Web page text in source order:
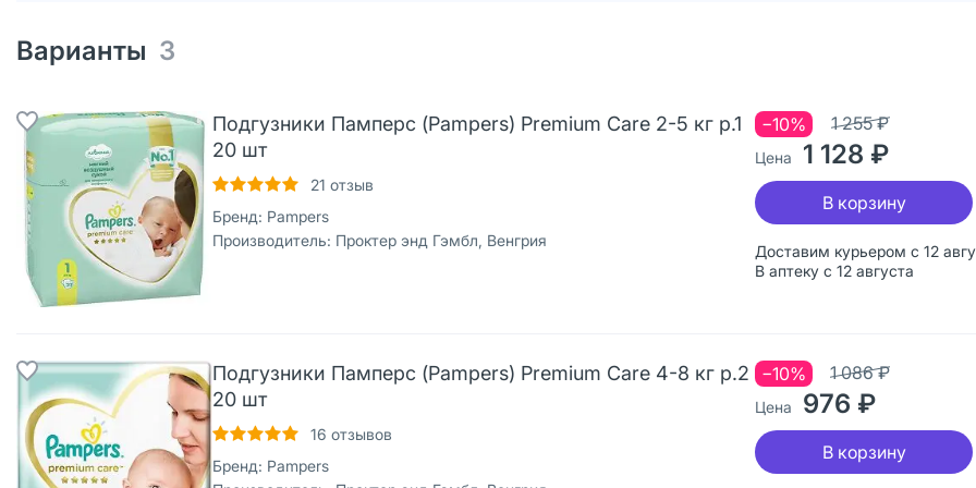
Варианты 3
Подгузники Памперс (Pampers) Premium Care 2-5 кг р.1
20 шт
21 отзыв
Бренд: Pampers
Производитель: Проктер энд Гэмбл, Венгрия
Доставим курьером с 12
В аптеку с 12 августа
Цена 1 128 ₽
1 255 ₽
−10%
В корзину
Подгузники Памперс (Pampers) Premium Care 4-8 кг р.2
20 шт
16 отзывов
Бренд: Pampers
Цена 976 ₽
1 086 ₽
−10%
В корзину